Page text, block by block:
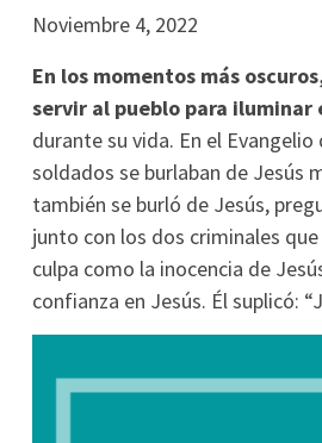
Noviembre 4, 2022
En los momentos más
servir al pueblo para iluminar
durante su vida. En el
soldados se burlaban de Jesús
también se burló de Jesús,
junto con los dos criminales
culpa como la inocencia de
confianza en Jesús. Él suplicó: